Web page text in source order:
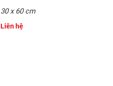
30 x 60 cm
Liên hệ